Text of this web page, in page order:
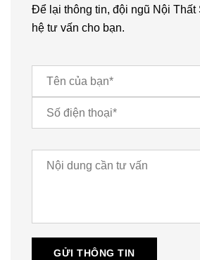
Để lại thông tin, đội ngũ Nội Thất
hệ tư vấn cho bạn.
GỬI THÔNG TIN